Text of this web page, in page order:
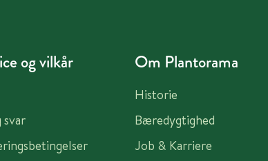
og vilkår
svar
Om Plantorama
Historie
Bæredygtighed
Job & Karriere